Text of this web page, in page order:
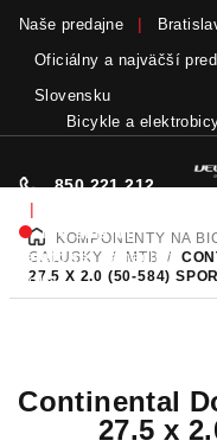
obsah
Naše predajne
Oficiálny a najväčší
Slovensku
Bicykle a
850 221 212
|
Nie sme pri
telefóne.Zanechať
odkaz
DOMOVKOMPONENTY NA
GALUSKY
/ MTB /
27.5 X 2.0 (50-584)
Continental
27.5 x